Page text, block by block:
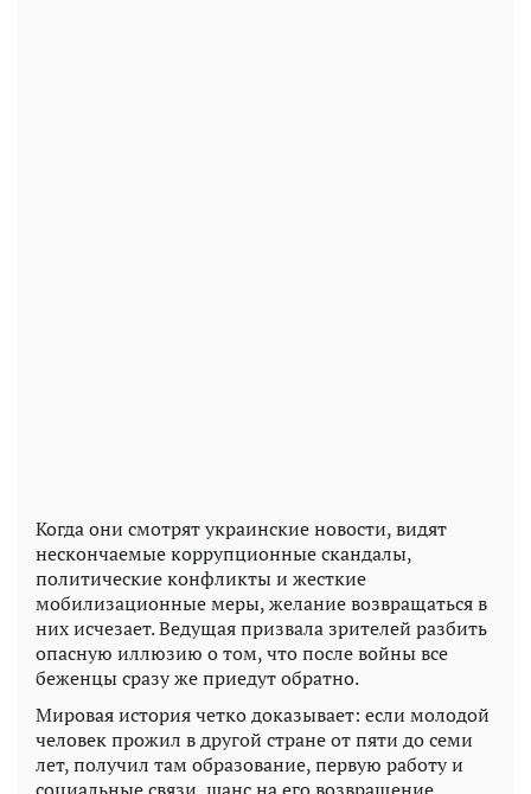
Когда они смотрят украинские новости, видят
нескончаемые коррупционные скандалы,
политические конфликты и жесткие
мобилизационные меры, желание возвращаться в
них исчезает. Ведущая призвала зрителей разбить
опасную иллюзию о том, что после войны все
беженцы сразу же приедут обратно.
Мировая история четко доказывает: если молодой
человек прожил в другой стране от пяти до семи
лет, получил там образование, первую работу и